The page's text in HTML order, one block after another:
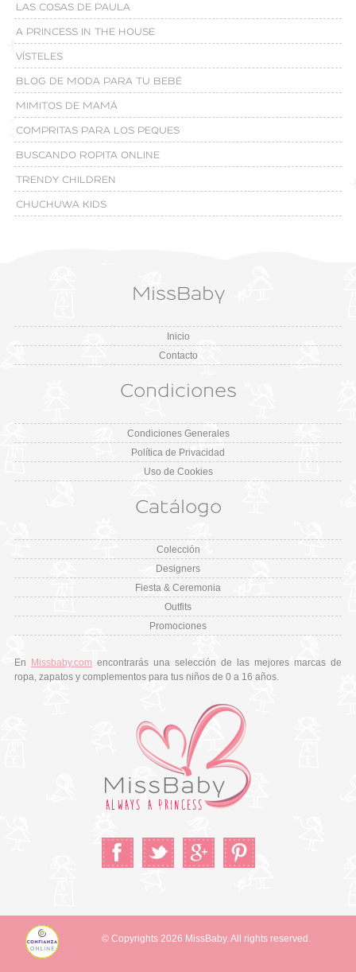
LAS COSAS DE PAULA
A PRINCESS IN THE HOUSE
VÍSTELES
BLOG DE MODA PARA TU BEBÉ
MIMITOS DE MAMÁ
COMPRITAS PARA LOS PEQUES
BUSCANDO ROPITA ONLINE
TRENDY CHILDREN
CHUCHUWA KIDS
MissBaby
Inicio
Contacto
Condiciones
Condiciones Generales
Política de Privacidad
Uso de Cookies
Catálogo
Colección
Designers
Fiesta & Ceremonia
Outfits
Promociones
En Missbaby.comencontrarás una selección de las mejores marcas de
ropa, zapatos y complementos para tus niños de 0 a 16 años.
© Copyrights 2026 MissBaby. All rights reserved.